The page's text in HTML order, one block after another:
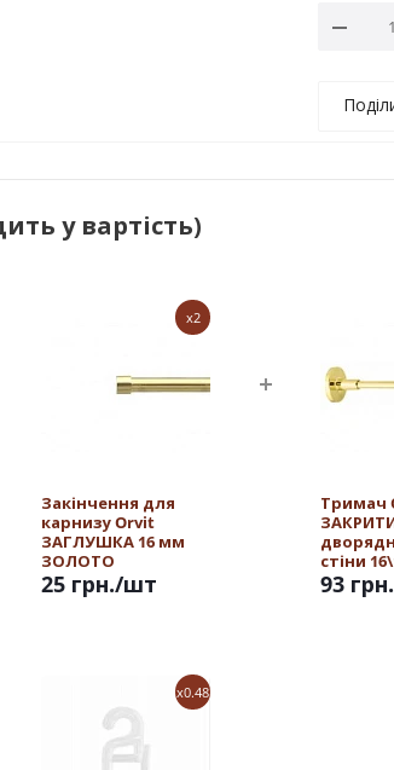
у вартість)
x2
Закінчення для
карнизу Orvit
ЗАГЛУШКА 16 мм
ЗОЛОТО
25 грн./шт
Тримач
стіни
ЗОЛОТО
93 грн.
x0.48